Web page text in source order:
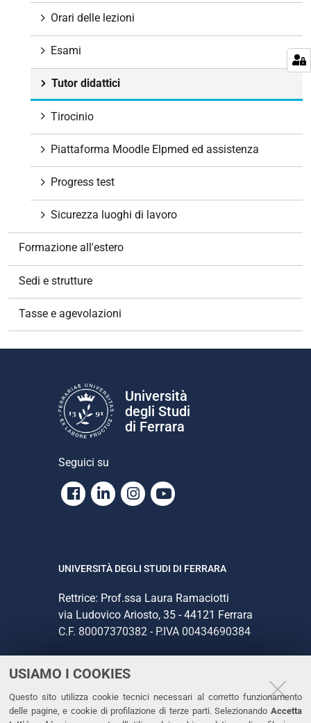
USIAMO I COOKIES
Questo sito utilizza cookie tecnici necessari al corretto funzionamento
delle pagine, e cookie di profilazione di terze parti. Selezionando Accetta
Orari delle lezioni
Esami
Tutor didattici
Tirocinio
Piattaforma Moodle Elpmed ed assistenza
Progress test
Sicurezza luoghi di lavoro
Formazione all'estero
Sedi e strutture
Tasse e agevolazioni
Università
degli Studi
di Ferrara
Seguici su
Facebook
LinkedinInstagram
Youtube
UNIVERSITÀ DEGLI STUDI DI FERRARA
Rettrice: Prof.ssa Laura Ramaciotti
via Ludovico Ariosto, 35 - 44121 Ferrara
C.F. 80007370382 - P.IVA 00434690384
CONTATTI
Tel. +39 0532 293111
Fax. +39 0532 293031